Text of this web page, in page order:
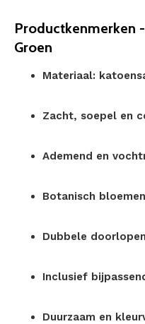
Productkenmerken
Groen
Materiaal:
Zacht, soepel en
Ademend en
Botanisch
Dubbele
Inclusief
Duurzaam en